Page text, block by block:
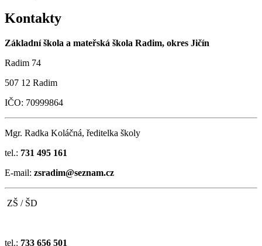
Kontakty
Základní škola a mateřská škola Radim, okres Jičín
Radim 74
507 12 Radim
IČO: 70999864
Mgr. Radka Koláčná, ředitelka školy
tel.: 731 495 161
E-mail: zsradim@seznam.cz
ZŠ / ŠD
tel.: 733 656 501